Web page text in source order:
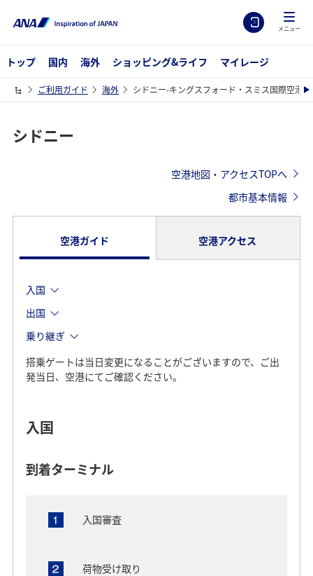
メニュー
トップ 国内 海外 ショッピング&ライフ マイレージ
ご利用ガイド 海外 シドニー-キングスフォード・スミス国際空港
シドニー
空港地図・アクセスTOPへ
都市基本情報
空港ガイド 空港アクセス
入国
出国
乗り継ぎ
搭乗ゲートは当日変更になることがございますので、ご出
発当日、空港にてご確認ください。
入国
到着ターミナル
入国審査
荷物受け取り